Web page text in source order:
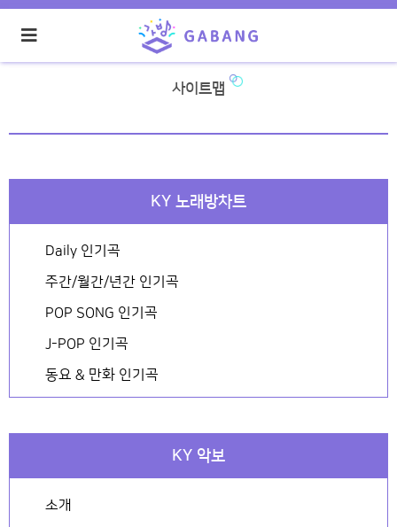
사이트맵
KY 노래방차트
Daily 인기곡
주간/월간/년간 인기곡
POP SONG 인기곡
J-POP 인기곡
동요 & 만화 인기곡
KY 악보
소개